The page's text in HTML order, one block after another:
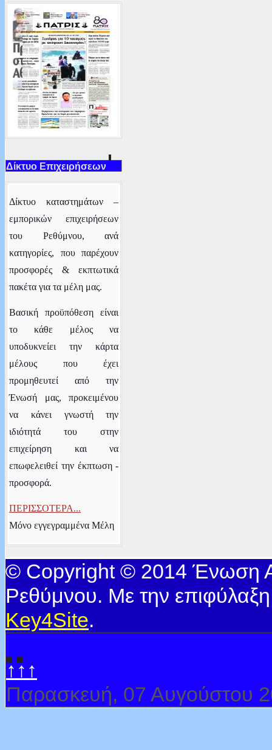
Δίκτυο Επιχειρήσεων
Δίκτυο καταστημάτων –
εμπορικών επιχειρήσεων
του Ρεθύμνου, ανά
κατηγορίες, που παρέχουν
προσφορές & εκπτωτικά
πακέτα για τα μέλη μας.
Βασική προϋπόθεση είναι
το κάθε μέλος να
υποδυκνείει την κάρτα
μέλους που έχει
προμηθευτεί από την
Ένωσή μας, προκειμένου
να κάνει γνωστή την
ιδιότητά του στην
επιχείρηση και να
επωφελειθεί την έκπτωση -
προσφορά.
ΠΕΡΙΣΣΟΤΕΡΑ...
Μόνο εγγεγραμμένα Μέλη
© Copyright © 2014 Ένωση
Ρεθύμνου. Με την
Key4Site.
↑↑↑
Παρασκευή, 07 Αυγούστου